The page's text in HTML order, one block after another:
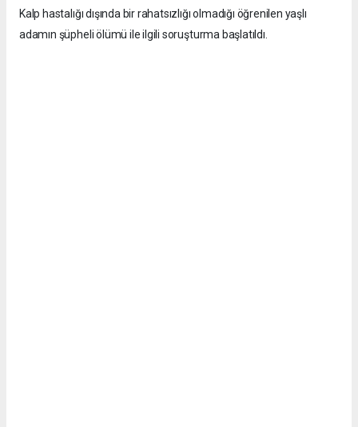
Kalp hastalığı dışında bir rahatsızlığı olmadığı öğrenilen yaşlı
adamın şüpheli ölümü ile ilgili soruşturma başlatıldı.